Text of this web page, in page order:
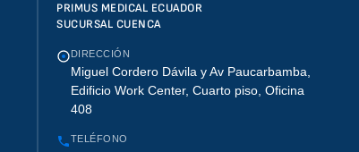
PRIMUS MEDICAL ECUADOR
SUCURSAL CUENCA
DIRECCIÓN
Miguel Cordero Dávila y Av Paucarbamba,
Edificio Work Center, Cuarto piso, Oficina
408
TELÉFONO